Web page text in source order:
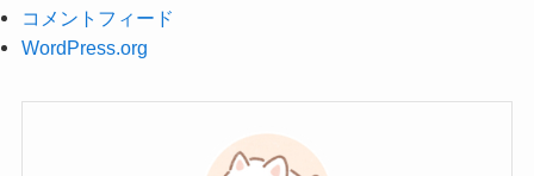
コメントフィード
WordPress.org